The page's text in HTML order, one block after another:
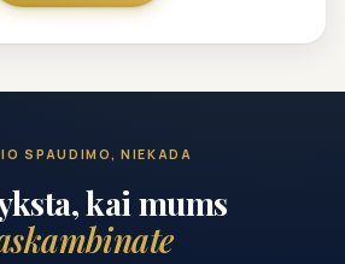
SPAUDIMO, NIEKADA
kai mums